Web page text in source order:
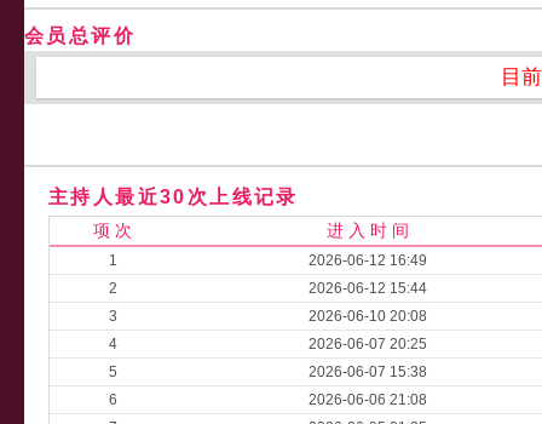
会员总评价
目
主持人最近30次上线记录
项 次 进 入 时 间
1
2026-06-12 16:49
2
2026-06-12 15:44
3
2026-06-10 20:08
4
2026-06-07 20:25
5
2026-06-07 15:38
6
2026-06-06 21:08